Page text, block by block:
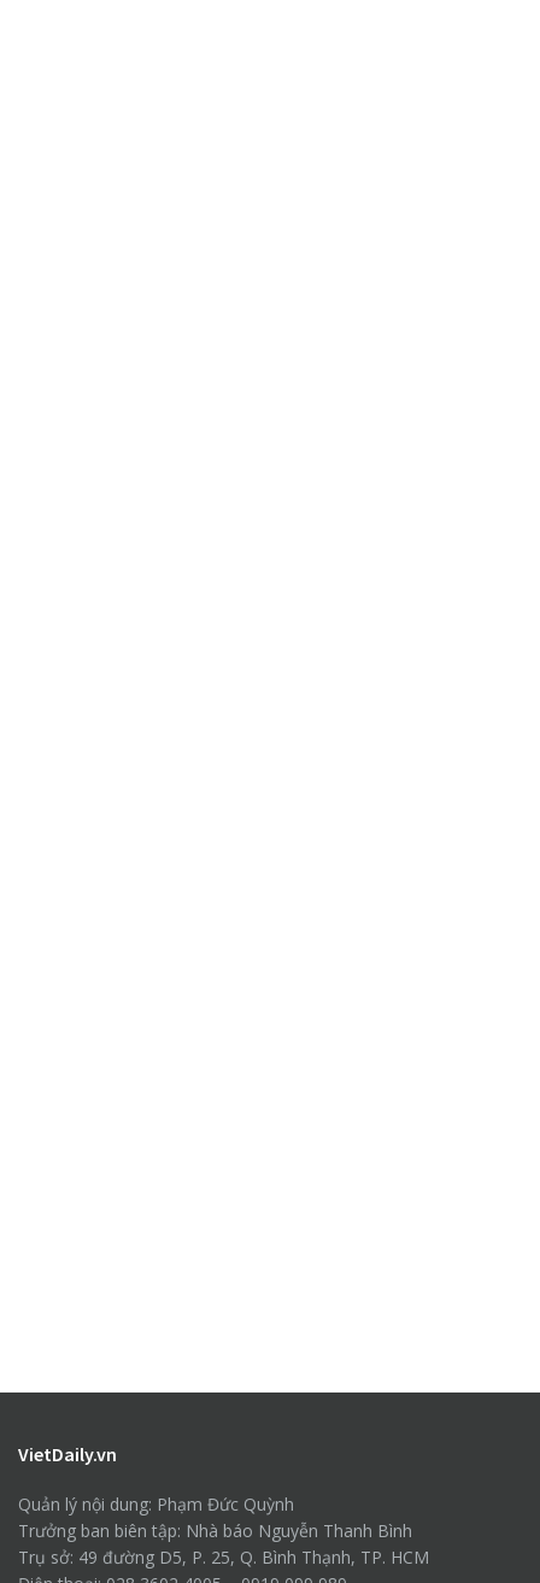
VietDaily.vn
Quản lý nội dung: Phạm Đức Quỳnh
Trưởng ban biên tập: Nhà báo Nguyễn Thanh Bình
Trụ sở: 49 đường D5, P. 25, Q. Bình Thạnh, TP. HCM